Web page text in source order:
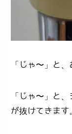
「じゃ〜」と、
「じゃ〜」と
が抜けてきます